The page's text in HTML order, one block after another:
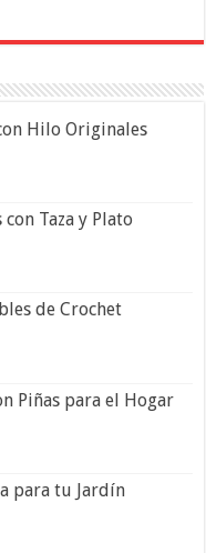
Hilo Originales
Taza y Plato
de Crochet
Piñas para el Hogar
para tu Jardín